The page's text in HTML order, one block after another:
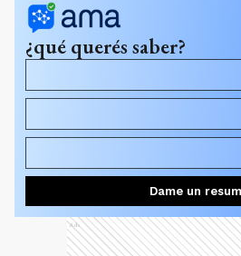
¿Por qué dice que la
extinción?
Buenos Aires en materia de
Dame un